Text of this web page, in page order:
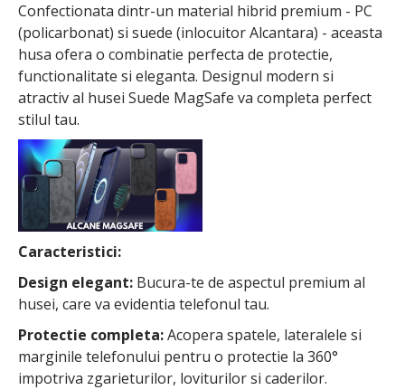
Confectionata dintr-un material hibrid premium - PC
(policarbonat) si suede (inlocuitor Alcantara) - aceasta
husa ofera o combinatie perfecta de protectie,
functionalitate si eleganta. Designul modern si
atractiv al husei Suede MagSafe va completa perfect
stilul tau.
Caracteristici:
Design elegant: Bucura-te de aspectul premium al
husei, care va evidentia telefonul tau.
Protectie completa:Acopera spatele, lateralele si
marginile telefonului pentru o protectie la 360°
impotriva zgarieturilor, loviturilor si caderilor.